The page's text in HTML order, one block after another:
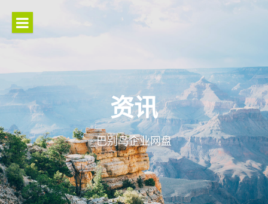
content
资讯
巴别鸟企业网盘